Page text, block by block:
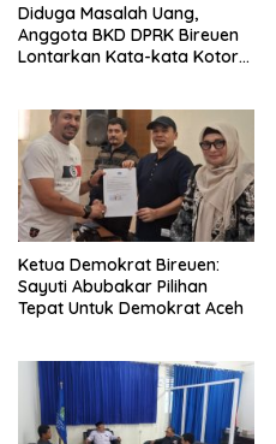
Diduga Masalah Uang,
Anggota BKD DPRK Bireuen
Lontarkan Kata-kata Kotor
Ketua Demokrat Bireuen:
Sayuti Abubakar Pilihan
Tepat Untuk Demokrat Aceh